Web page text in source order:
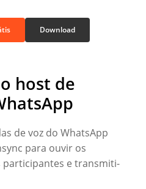
Download
host de
de voz do WhatsApp
para ouvir os
e transmiti-